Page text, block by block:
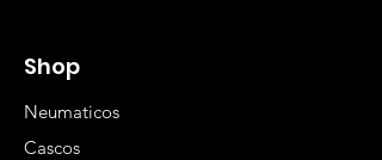
Shop
Neumaticos
Cascos